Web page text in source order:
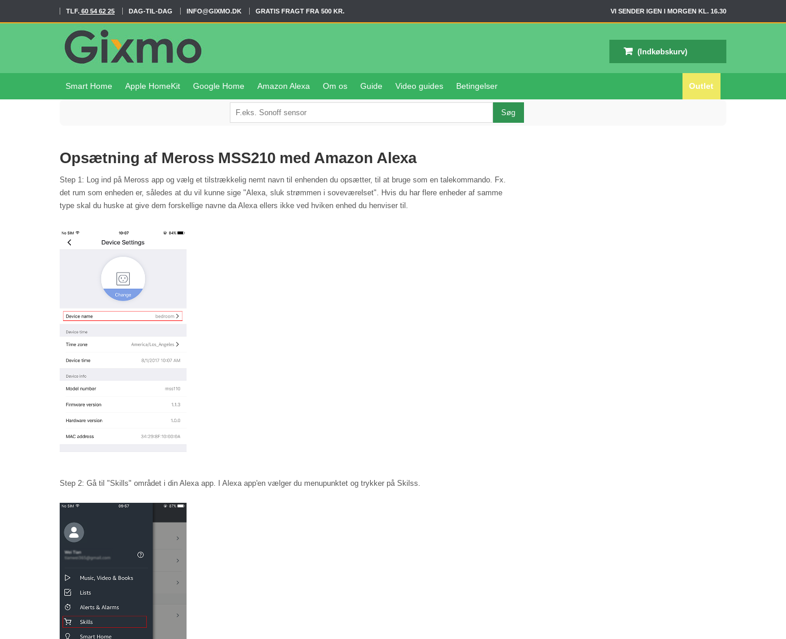
TLF. 60 54 62 25 DAG-TIL-DAG INFO@GIXMO.DK GRATIS FRAGT FRA 500 KR. VI SENDER IGEN I MORGEN KL. 16.30
Smart Home Apple HomeKit Google Home Amazon Alexa Om os Guide Video guides Betingelser Outlet
(Indkøbskurv)
Opsætning af Meross MSS210 med Amazon Alexa
Step 1: Log ind på Meross app og vælg et tilstrækkelig nemt navn til enhenden du opsætter, til at bruge som en talekommando. Fx.
det rum som enheden er, således at du vil kunne sige "Alexa, sluk strømmen i soveværelset". Hvis du har flere enheder af samme
type skal du huske at give dem forskellige navne da Alexa ellers ikke ved hviken enhed du henviser til.
Step 2: Gå til "Skills" området i din Alexa app. I Alexa app'en vælger du menupunktet og trykker på Skilss.